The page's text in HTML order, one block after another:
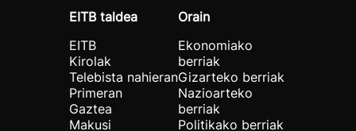
EITB taldea
EITB
Kirolak
Telebista nahieran
Primeran
Gaztea
Makusi
Orain
Ekonomiako
berriak
Gizarteko berriak
Nazioarteko
berriak
Politikako berriak